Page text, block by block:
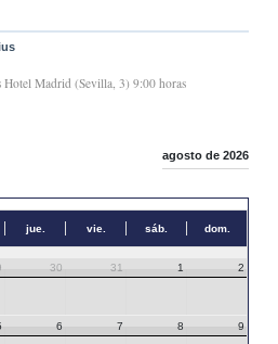
Hotel Madrid (Sevilla, 3) 9:00 horas
agosto de 2026
jue. vie. sáb. dom.
30 31 1 2
6 7 8 9